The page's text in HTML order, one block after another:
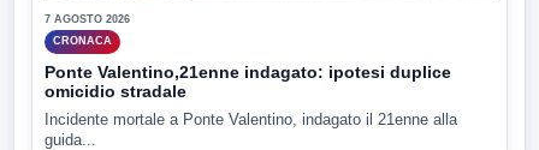
7 AGOSTO 2026
CRONACA
Ponte Valentino,21enne indagato: ipotesi duplice
omicidio stradale
Incidente mortale a Ponte Valentino, indagato il 21enne alla
guida...